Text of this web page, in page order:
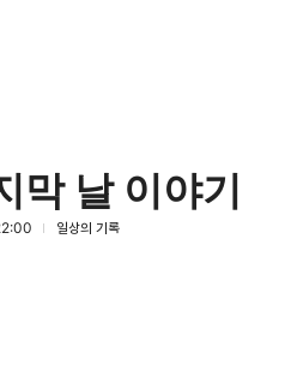
막 날 이야기
일상의 기록